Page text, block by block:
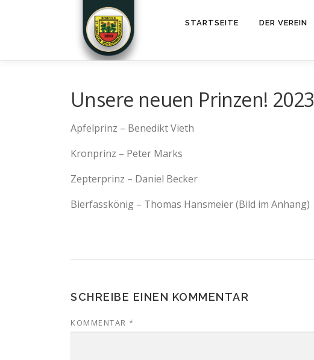
STARTSEITE DER VEREIN
Unsere neuen Prinzen! 2023
Apfelprinz – Benedikt Vieth
Kronprinz – Peter Marks
Zepterprinz – Daniel Becker
Bierfasskönig – Thomas Hansmeier (Bild im Anhang)
SCHREIBE EINEN KOMMENTAR
KOMMENTAR *